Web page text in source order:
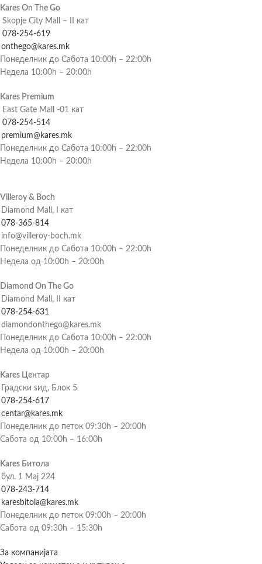
Kares On The Go
Skopje City Mall – II кат
078-254-619
onthego@kares.mk
Понеделник до Сабота 10:00h – 22:00h
Недела 10:00h – 20:00h
Kares Premium
East Gate Mall -01 кат
078-254-514
premium@kares.mk
Понеделник до Сабота 10:00h – 22:00h
Недела 10:00h – 20:00h
Villeroy & Boch
Diamond Mall, I кат
078-365-814
info@villeroy-boch.mk
Понеделник до Сабота 10:00h – 22:00h
Недела од 10:00h – 20:00h
Diamond On The Go
Diamond Mall, II кат
078-254-631
diamondonthego@kares.mk
Понеделник до Сабота 10:00h – 22:00h
Недела од 10:00h – 20:00h
Kares Центар
Градски ѕид, Блок 5
078-254-617
centar@kares.mk
Понеделник до петок 09:30h – 20:00h
Сабота од 10:00h – 16:00h
Kares Битола
бул. 1 Мај 224
078-243-714
karesbitola@kares.mk
Понеделник до петок 09:00h – 20:00h
Сабота од 09:30h – 15:30h
За компанијата